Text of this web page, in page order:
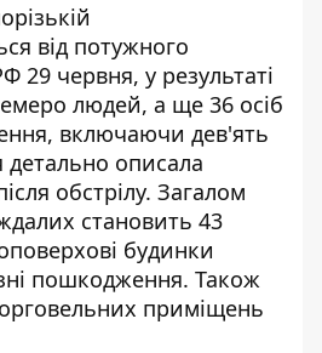
від потужного
29 червня, у результаті
людей, а ще 36 осіб
включаючи дев'ять
детально описала
обстрілу. Загалом
становить 43
будинки
пошкодження. Також
приміщень